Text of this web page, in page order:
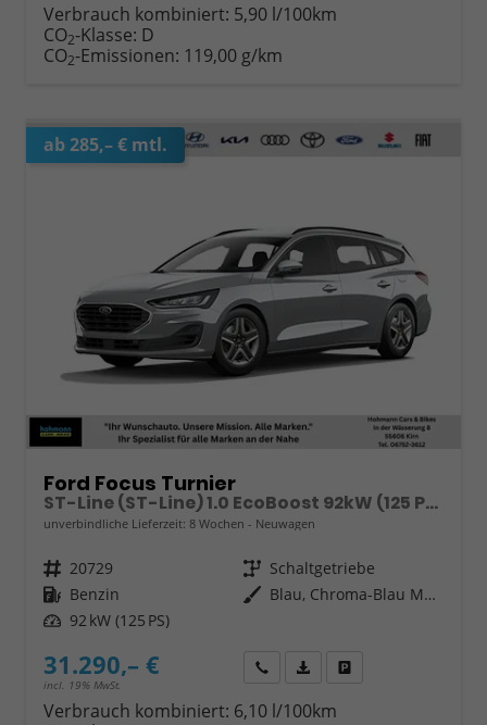
Verbrauch kombiniert: 5,90 l/100km
CO2-Klasse: D
CO2-Emissionen: 119,00 g/km
ab 285,– € mtl.
Ford Focus Turnier
ST-Line (ST-Line) 1.0 EcoBoost 92kW (125 PS) 6-Gang Schaltgetriebe
unverbindliche Lieferzeit: 8 Wochen Neuwagen
Fahrzeugnr. 20729 Getriebe Schaltgetriebe
Kraftstoff Benzin Außenfarbe
Blau, Chroma-Blau Metallic (PN4FT0)
Leistung 92 kW (125 PS)
31.290,– €
incl. 19% MwSt.
Wir rufen Sie anFahrzeugexposé (PDF)
Verbrauch kombiniert: 6,10 l/100km